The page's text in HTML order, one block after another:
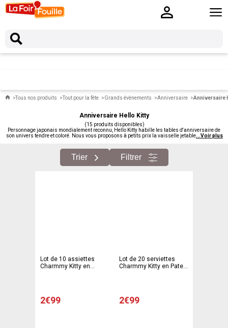
Tous nos produits Tout pour la fête Grands évènements Anniversaire Anniversaire
Anniversaire Hello Kitty
(15 produits disponibles)
Personnage japonais mondialement reconnu, Hello Kitty habille les tables d'anniversaire de
son univers tendre et coloré. Nous vous proposons à petits prix la vaisselle jetable Hello Kitty :
...Voir plus
Trier Filtrer
Lot de 10 assiettes
Charmmy Kitty en
2€99
Lot de 20 serviettes
Charmmy Kitty en Pate
2€99